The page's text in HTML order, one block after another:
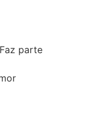
parte